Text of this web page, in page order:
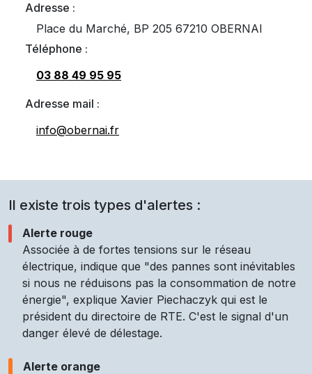
Adresse :
Place du Marché, BP 205 67210 OBERNAI
Téléphone :
03 88 49 95 95
Adresse mail :
info@obernai.fr
Il existe trois types d'alertes :
Alerte rouge
Associée à de fortes tensions sur le réseau
électrique, indique que "des pannes sont inévitables
si nous ne réduisons pas la consommation de notre
énergie", explique Xavier Piechaczyk qui est le
président du directoire de RTE. C'est le signal d'un
danger élevé de délestage.
Alerte orange